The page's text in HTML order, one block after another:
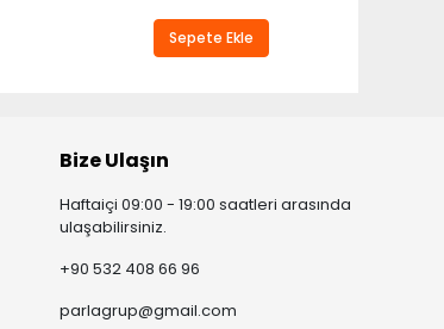
Sepete Ekle
Bize Ulaşın
Haftaiçi 09:00 - 19:00 saatleri arasında
ulaşabilirsiniz.
+90 532 408 66 96
parlagrup@gmail.com